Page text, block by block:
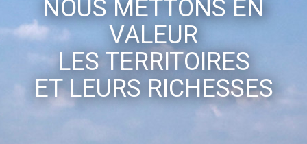
NOUS METTONS EN
VALEUR
LES TERRITOIRES
ET LEURS RICHESSES